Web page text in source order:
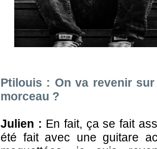
Ptilouis : On va revenir sur
morceau ?
Julien : En fait, ça se fait
été fait avec une guitare